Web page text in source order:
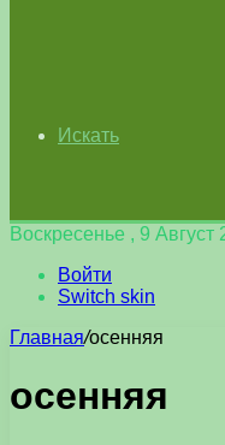
Искать
Воскресенье , 9 Август
Войти
Switch skin
Главная/осенняя
осенняя